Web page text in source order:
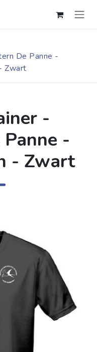
De Panne -
Zwart
-
-
- Zwart